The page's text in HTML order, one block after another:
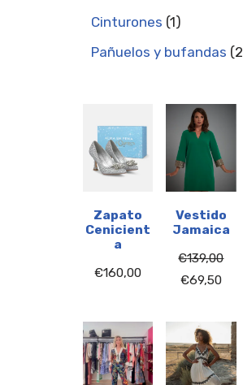
Cinturones 1
Pañuelos y bufandas 2
Zapato
Cenicient
a
€160,00
Vestido
Jamaica
€139,00
€69,50